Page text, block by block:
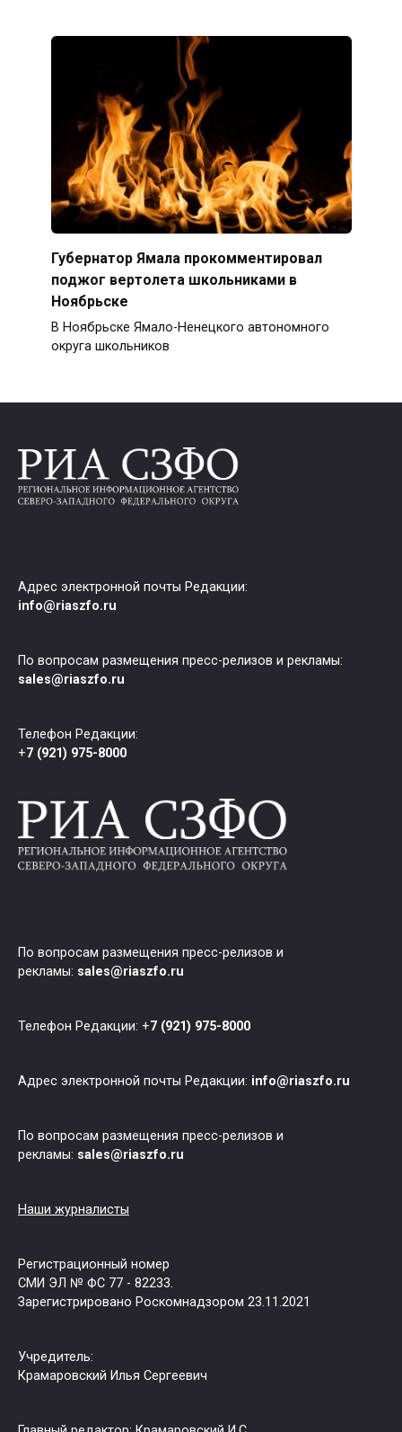
Губернатор Ямала прокомментировал
поджог вертолета школьниками в
Ноябрьске
В Ноябрьске Ямало-Ненецкого автономного
округа школьников
Адрес электронной почты Редакции:
info@riaszfo.ru
По вопросам размещения пресс-релизов и рекламы:
sales@riaszfo.ru
Телефон Редакции:
+7 (921) 975-8000
По вопросам размещения пресс-релизов и
рекламы: sales@riaszfo.ru
Телефон Редакции: +7 (921) 975-8000
Адрес электронной почты Редакции: info@riaszfo.ru
По вопросам размещения пресс-релизов и
рекламы: sales@riaszfo.ru
Наши журналисты
Регистрационный номер
СМИ ЭЛ № ФС 77 - 82233.
Зарегистрировано Роскомнадзором 23.11.2021
Учредитель:
Крамаровский Илья Сергеевич